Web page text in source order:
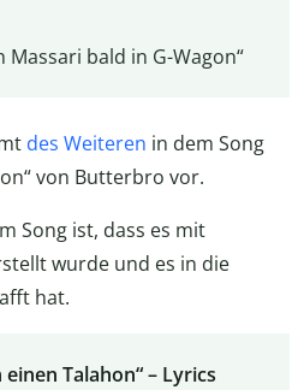
Massari bald in G-Wagon“
des Weiteren in dem Song
von Butterbro vor.
Song ist, dass es mit
wurde und es in die
hat.
Talahon“ – Lyrics